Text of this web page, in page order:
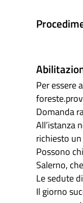
Per essere
Domanda
All’istanza
richiesto
Possono
Salerno,
Le sedute
Il giorno